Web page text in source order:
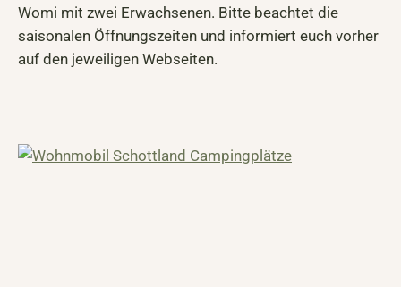
Womi mit zwei Erwachsenen. Bitte beachtet die
saisonalen Öffnungszeiten und informiert euch vorher
auf den jeweiligen Webseiten.